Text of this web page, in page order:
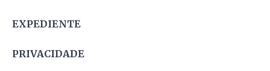
EXPEDIENTE
PRIVACIDADE